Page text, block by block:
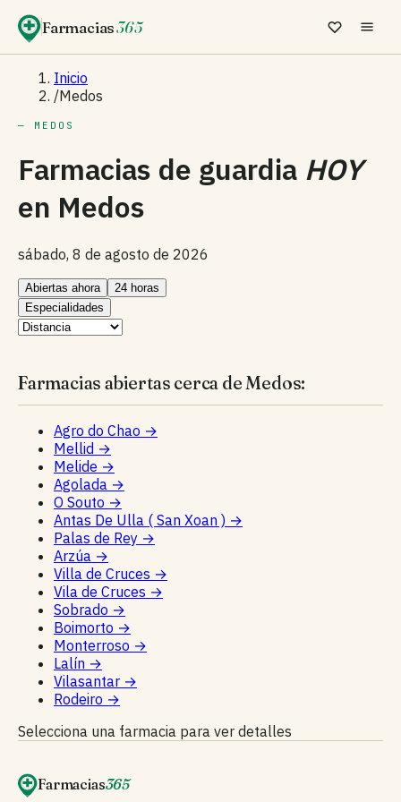
Farmacias365
Inicio
/Medos
— MEDOS
Farmacias de guardia HOY
en Medos
sábado, 8 de agosto de 2026
Abiertas ahora
24 horas
Especialidades
Farmacias abiertas cerca de Medos:
Agro do Chao →
Mellid →
Melide →
Agolada →
O Souto →
Antas De Ulla ( San Xoan ) →
Palas de Rey →
Arzúa →
Villa de Cruces →
Vila de Cruces →
Sobrado →
Boimorto →
Monterroso →
Lalín →
Vilasantar →
Rodeiro →
Selecciona una farmacia para ver detalles
Farmacias365